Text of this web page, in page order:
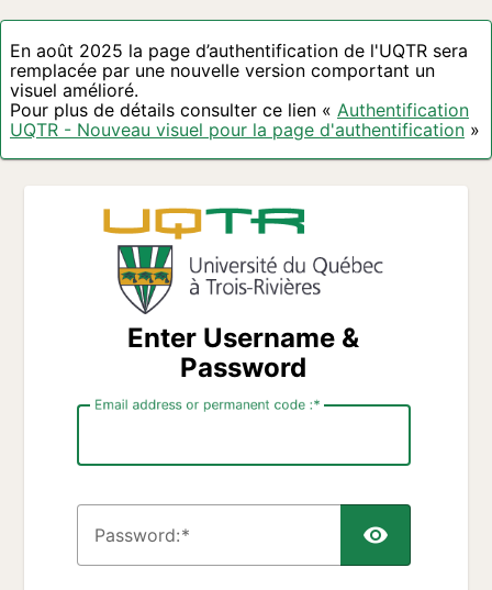
En août 2025 la page d’authentification de l'UQTR sera
remplacée par une nouvelle version comportant un
visuel amélioré.
Pour plus de détails consulter ce lien « Authentification
UQTR - Nouveau visuel pour la page d'authentification »
Enter Username &
Password
Email address or permanent code :
Password: